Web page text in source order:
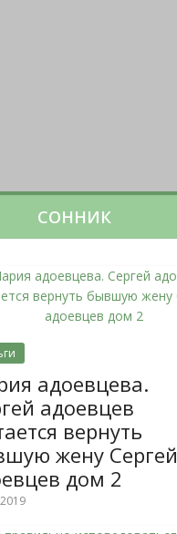
СОННИК
адоевцева.
адоевцев
вернуть
жену Сергей
дом 2